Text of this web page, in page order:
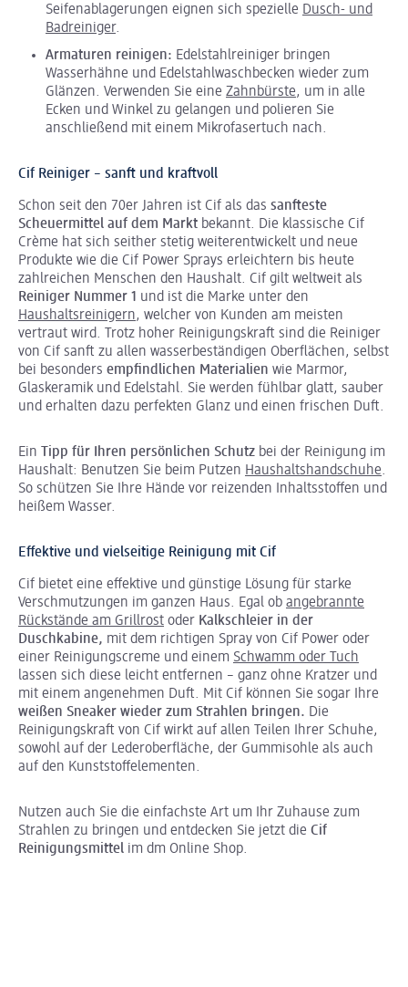
Seifenablagerungen eignen sich spezielle Dusch- und
Badreiniger.
Armaturen reinigen: Edelstahlreiniger bringen
Wasserhähne und Edelstahlwaschbecken wieder zum
Glänzen. Verwenden Sie eine Zahnbürste, um in alle
Ecken und Winkel zu gelangen und polieren Sie
anschließend mit einem Mikrofasertuch nach.
Cif Reiniger – sanft und kraftvoll
Schon seit den 70er Jahren ist Cif als das sanfteste
Scheuermittel auf dem Markt bekannt. Die klassische Cif
Crème hat sich seither stetig weiterentwickelt und neue
Produkte wie die Cif Power Sprays erleichtern bis heute
zahlreichen Menschen den Haushalt. Cif gilt weltweit als
Reiniger Nummer 1 und ist die Marke unter den
Haushaltsreinigern, welcher von Kunden am meisten
vertraut wird. Trotz hoher Reinigungskraft sind die Reiniger
von Cif sanft zu allen wasserbeständigen Oberflächen, selbst
bei besonders empfindlichen Materialien wie Marmor,
Glaskeramik und Edelstahl. Sie werden fühlbar glatt, sauber
und erhalten dazu perfekten Glanz und einen frischen Duft.
Ein Tipp für Ihren persönlichen Schutz bei der Reinigung im
Haushalt: Benutzen Sie beim Putzen Haushaltshandschuhe.
So schützen Sie Ihre Hände vor reizenden Inhaltsstoffen und
heißem Wasser.
Effektive und vielseitige Reinigung mit Cif
Cif bietet eine effektive und günstige Lösung für starke
Verschmutzungen im ganzen Haus. Egal ob angebrannte
Rückstände am Grillrost oder Kalkschleier in der
Duschkabine, mit dem richtigen Spray von Cif Power oder
einer Reinigungscreme und einem Schwamm oder Tuch
lassen sich diese leicht entfernen – ganz ohne Kratzer und
mit einem angenehmen Duft. Mit Cif können Sie sogar Ihre
weißen Sneaker wieder zum Strahlen bringen. Die
Reinigungskraft von Cif wirkt auf allen Teilen Ihrer Schuhe,
sowohl auf der Lederoberfläche, der Gummisohle als auch
auf den Kunststoffelementen.
Nutzen auch Sie die einfachste Art um Ihr Zuhause zum
Strahlen zu bringen und entdecken Sie jetzt die Cif
Reinigungsmittel im dm Online Shop.